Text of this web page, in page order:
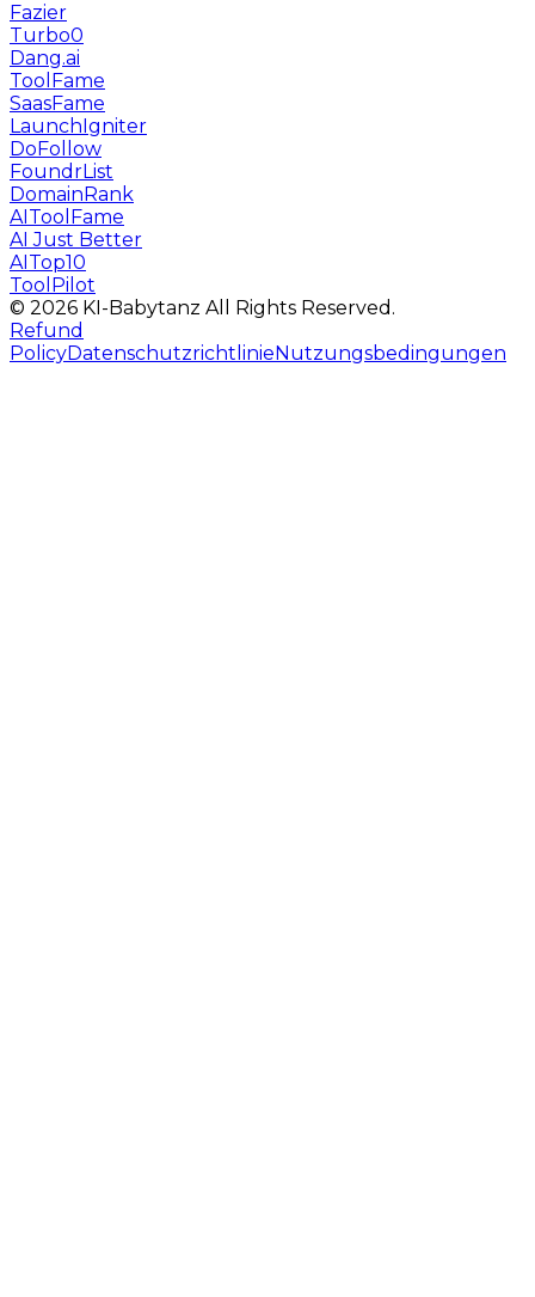
Fazier
Turbo0
Dang.ai
ToolFame
SaasFame
LaunchIgniter
DoFollow
FoundrList
DomainRank
AIToolFame
AI Just Better
AITop10
ToolPilot
© 2026 KI-Babytanz All Rights Reserved.
Refund
PolicyDatenschutzrichtlinie Nutzungsbedingungen